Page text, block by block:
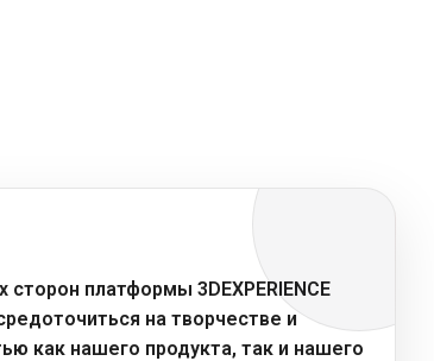
платформы 3DEXPERIENCE
на творчестве и
как нашего продукта, так и нашего